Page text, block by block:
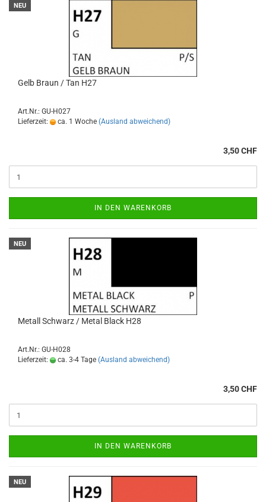
NEU
Gelb Braun / Tan H27
Art.Nr.: GU-H027
Lieferzeit:
ca. 1 Woche (Ausland abweichend)
3,50 CHF
IN DEN WARENKORB
NEU
Metall Schwarz / Metal Black H28
Art.Nr.: GU-H028
Lieferzeit:
ca. 3-4 Tage (Ausland abweichend)
3,50 CHF
IN DEN WARENKORB
NEU